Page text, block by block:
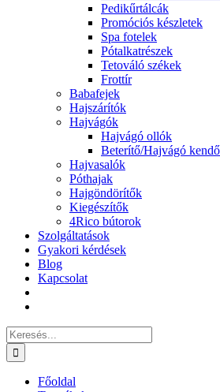
Pedikűrtálcák
Promóciós készletek
Spa fotelek
Pótalkatrészek
Tetováló székek
Frottír
Babafejek
Hajszárítók
Hajvágók
Hajvágó ollók
Beterítő/Hajvágó
Hajvasalók
Póthajak
Hajgöndörítők
Kiegészítők
4Rico bútorok
Szolgáltatások
Gyakori kérdések
Blog
Kapcsolat
Keresés...
Főoldal